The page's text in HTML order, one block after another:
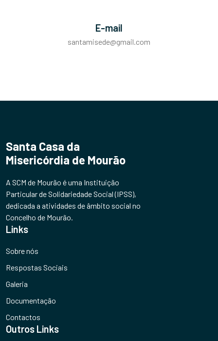
E-mail
santamisede@gmail.com
Santa Casa da
Misericórdia de Mourão
A SCM de Mourão é uma Instituição
Particular de Solidariedade Social (IPSS),
dedicada a atividades de âmbito social no
Concelho de Mourão.
Links
Sobre nós
Respostas Sociais
Galeria
Documentação
Contactos
Outros Links